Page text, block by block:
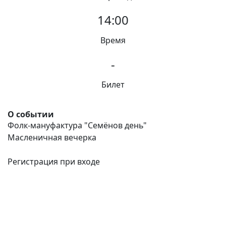
14:00
Время
-
Билет
О событии
Фолк-мануфактура "Семёнов день"
Масленичная вечерка
Регистрация при входе